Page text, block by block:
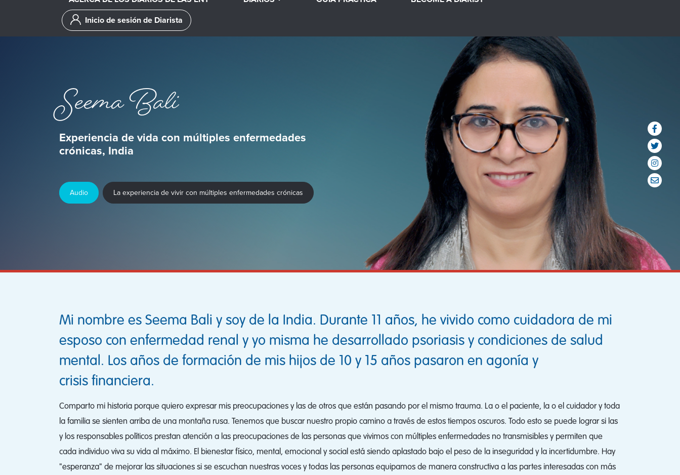
Inicio de sesión de Diarista
Seema Bali
Experiencia de vida con múltiples enfermedades
crónicas, India
Audio La experiencia de vivir con múltiples enfermedades crónicas
Mi nombre es Seema Bali y soy de la India. Durante 11 años, he vivido como cuidadora de mi
esposo con enfermedad renal y yo misma he desarrollado psoriasis y condiciones de salud
mental. Los años de formación de mis hijos de 10 y 15 años pasaron en agonía y
crisis financiera.
Comparto mi historia porque quiero expresar mis preocupaciones y las de otros que están pasando por el mismo trauma. La o el paciente, la o el cuidador y toda
la familia se sienten arriba de una montaña rusa. Tenemos que buscar nuestro propio camino a través de estos tiempos oscuros. Todo esto se puede lograr si las
y los responsables políticos prestan atención a las preocupaciones de las personas que vivimos con múltiples enfermedades no transmisibles y permiten que
cada individuo viva su vida al máximo. El bienestar físico, mental, emocional y social está siendo aplastado bajo el peso de la inseguridad y la incertidumbre. Hay
"esperanza" de mejorar las situaciones si se escuchan nuestras voces y todas las personas equipamos de manera constructiva a las partes interesadas con más